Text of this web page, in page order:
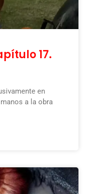
17.
en
a la obra